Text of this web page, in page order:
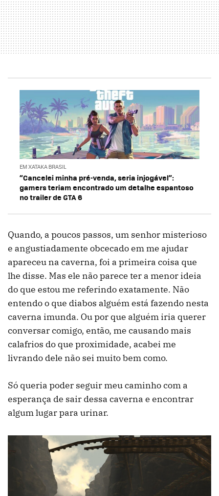
EM XATAKA BRASIL
“Cancelei minha pré-venda, seria injogável”:
gamers teriam encontrado um detalhe espantoso
no trailer de GTA 6
Quando, a poucos passos, um senhor misterioso
e angustiadamente obcecado em me ajudar
apareceu na caverna, foi a primeira coisa que
lhe disse. Mas ele não parece ter a menor ideia
do que estou me referindo exatamente. Não
entendo o que diabos alguém está fazendo nesta
caverna imunda. Ou por que alguém iria querer
conversar comigo, então, me causando mais
calafrios do que proximidade, acabei me
livrando dele não sei muito bem como.
Só queria poder seguir meu caminho com a
esperança de sair dessa caverna e encontrar
algum lugar para urinar.